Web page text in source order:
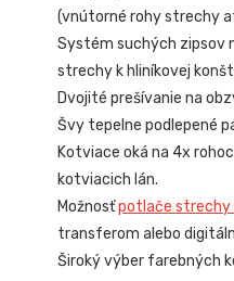
(vnútorné rohy strechy
Systém suchých zipsov
strechy k hliníkovej
Dvojité prešívanie na
Švy tepelne podlepené
Kotviace oká na 4x
kotviacich lán.
Možnosťpotlače strechy
transferom alebo
Široký výber farebných